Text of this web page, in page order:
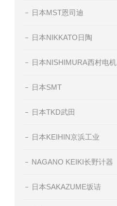
日本MST恩司迪
日本NIKKATO日陶
日本NISHIMURA西村电机
日本SMT
日本TKD武田
日本KEIHIN京浜工业
NAGANO KEIKI长野计器
日本SAKAZUME坂诘